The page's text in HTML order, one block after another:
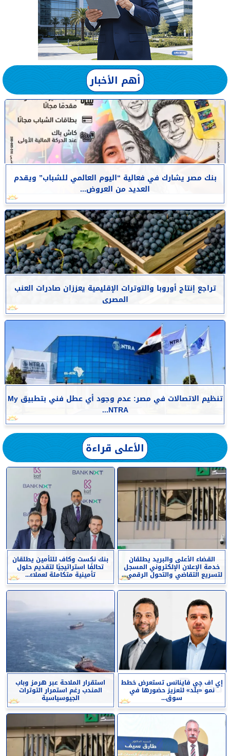
أهم الأخبار
بنك مصر يشارك في فعالية “اليوم العالمي للشباب” ويقدم
العديد من العروض...
تراجع إنتاج أوروبا والتوترات الإقليمية يعززان صادرات العنب
المصرى
تنظيم الاتصالات في مصر: عدم وجود أي عطل فني بتطبيق My
NTRA...
الأعلى قراءة
القضاء الأعلى والبريد يطلقان
خدمة الإعلان الإلكتروني المسجل
لتسريع التقاضي والتحول الرقمي...
بنك نكست وكاف للتأمين يطلقان
تحالفًا استراتيجيًا لتقديم حلول
تأمينية متكاملة لعملاء...
إي اف چي فاينانس تستعرض خطط
نمو «بلد» لتعزيز حضورها في
سوق...
استقرار الملاحة عبر هرمز وباب
المندب رغم استمرار التوترات
الجيوسياسية